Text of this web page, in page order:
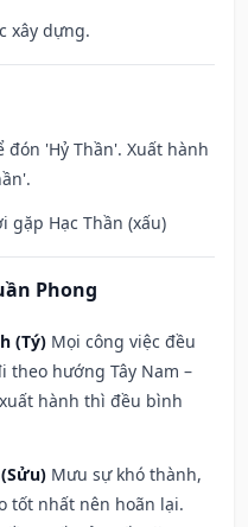
xây dựng.
'Hỷ Thần'. Xuất hành
gặp Hạc Thần (xấu)
Phong
(Tý) Mọi công việc đều
hướng Tây Nam –
hành thì đều bình
Mưu sự khó thành,
tốt nhất nên hoãn lại.